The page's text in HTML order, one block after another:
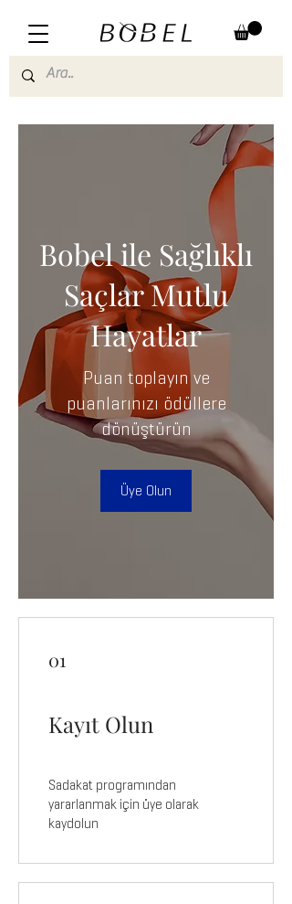
Bobel ile Sağlıklı
Saçlar Mutlu
Hayatlar
Puan toplayın ve
puanlarınızı ödüllere
dönüştürün
Üye Olun
01
Kayıt Olun
Sadakat programından
yararlanmak için üye olarak
kaydolun